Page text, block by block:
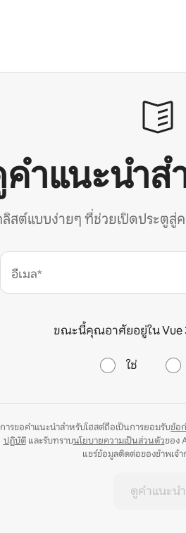
ำแนะนำส
ลิสต์แบบง่ายๆ ที่ช่วยเปิดประตูสู่ค
อีเมล*
ขณะนี้คุณอาศัยอยู่ใน Vue
ใช่
การขอคำแนะนำสำหรับโฮสต์ถือเป็นการยอมรับข้อ
ปฏิบัติและรับทราบนโยบายความเป็นส่วนตัวของ
แชร์ข้อมูลติดต่อของข้าพเจ้
ดูคำแนะนำ